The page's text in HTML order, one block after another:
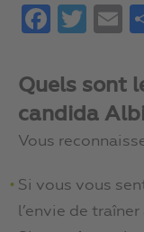
FacebookTwitter
Quels sont
candida
Vous
Si vous vous
l’envie de